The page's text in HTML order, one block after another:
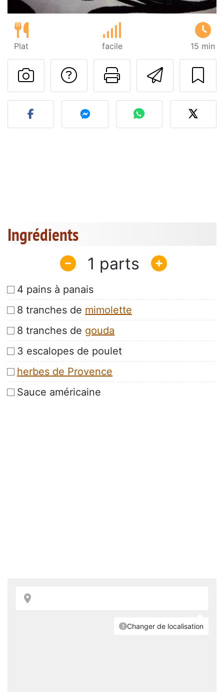
Plat facile 15 min
Imprimer
Poser une
Publier votre photo de
Ingrédients
1
4 pains à panais
8 tranches de mimolette
8 tranches de gouda
3 escalopes de poulet
herbes de Provence
Sauce américaine